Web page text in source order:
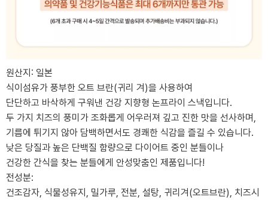
원산지: 일본
식이섬유가 풍부한 오트 브란(귀리 겨)을 사용하여
단단하고 바삭하게 구워낸 건강 지향형 논프라이 스낵입니다.
두 가지 치즈의 풍미가 조화롭게 어우러져 깊고 진한 맛을 선사하며,
기름에 튀기지 않아 담백하면서도 경쾌한 식감을 즐길 수 있습니다.
낮은 당질과 높은 단백질 함량으로 다이어트 중인 분들이나
건강한 간식을 찾는 분들에게 안성맞춤인 제품입니다!
전성분:
건조감자, 식물성유지, 밀가루, 전분, 설탕, 귀리겨(오트브란), 치즈시